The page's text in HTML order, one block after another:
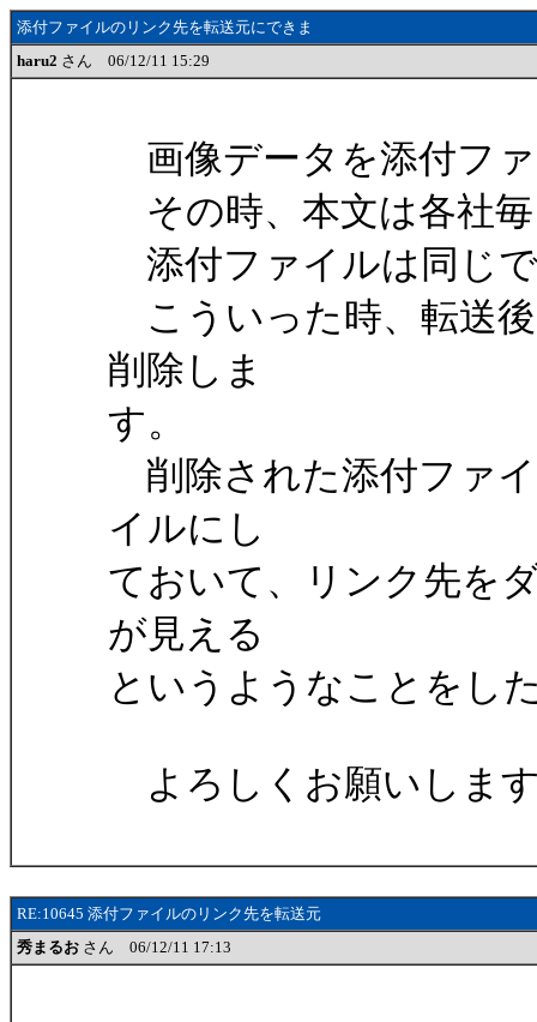
添付ファイルのリンク先を転送元にできま
haru2 さん 06/12/11 15:29
画像データを添付フ
その時、本文は各社
添付ファイルは同じ
こういった時、転送
削除しま
す。
削除された添付ファ
イルにし
ておいて、リンク先を
が見える
というようなことをし
よろしくお願いしま
RE:10645 添付ファイルのリンク先を転送元
秀まるお さん 06/12/11 17:13